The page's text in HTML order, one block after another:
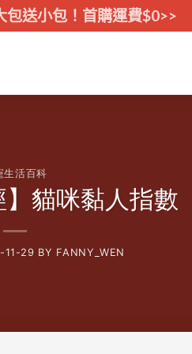
包送小包！首購運費$0>>
生活百科
】貓咪黏人指數
11-29 BY FANNY_WEN